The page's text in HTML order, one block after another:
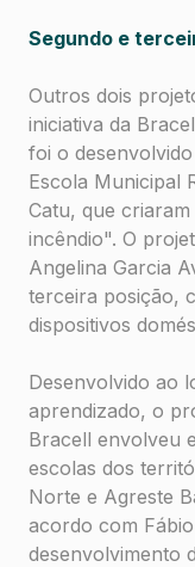
Segundo e
Outros dois
iniciativa da
foi o
Escola Municipal
Catu, que
incêndio". O
Angelina Garcia
terceira posição,
dispositivos
Desenvolvido ao
aprendizado, o
Bracell envolveu
escolas dos
Norte e Agreste
acordo com
desenvolvimento